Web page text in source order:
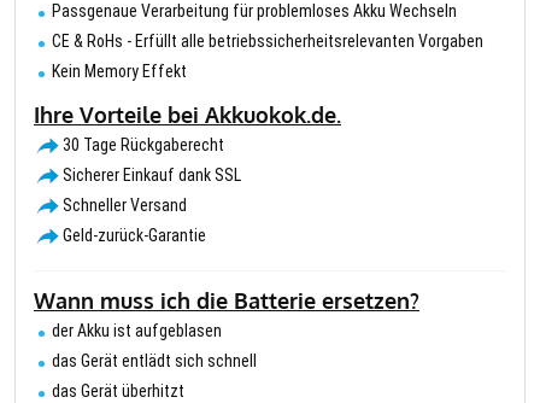
Passgenaue Verarbeitung für problemloses Akku Wechseln
CE & RoHs - Erfüllt alle betriebssicherheitsrelevanten Vorgaben
Kein Memory Effekt
Ihre Vorteile bei Akkuokok.de.
30 Tage Rückgaberecht
Sicherer Einkauf dank SSL
Schneller Versand
Geld-zurück-Garantie
Wann muss ich die Batterie ersetzen?
der Akku ist aufgeblasen
das Gerät entlädt sich schnell
das Gerät überhitzt